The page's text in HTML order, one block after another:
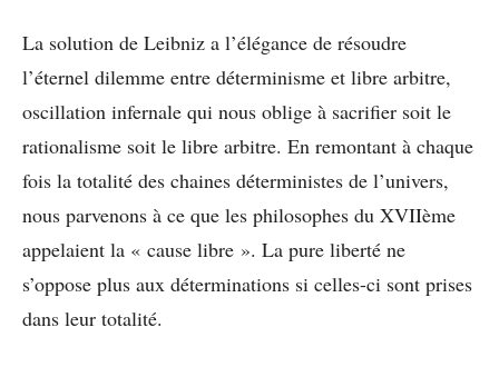
La solution de Leibniz a l’élégance de résoudre
l’éternel dilemme entre déterminisme et libre arbitre,
oscillation infernale qui nous oblige à sacrifier soit le
rationalisme soit le libre arbitre. En remontant à chaque
fois la totalité des chaines déterministes de l’univers,
nous parvenons à ce que les philosophes du XVIIème
appelaient la « cause libre ». La pure liberté ne
s’oppose plus aux déterminations si celles-ci sont prises
dans leur totalité.